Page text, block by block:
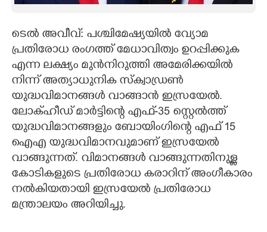
LITERATURE
CONTACT US
ടെൽ അവീവ്: പശ്ചിമേഷ്യയിൽ വ്യോമ
പ്രതിരോധ രംഗത്ത് മേധാവിത്വം ഉറപ്പിക്കുക
എന്ന ലക്ഷ്യം മുൻനിറുത്തി അമേരിക്കയിൽ
നിന്ന് അത്യാധുനിക സ്ക്വാഡ്രൺ
യുദ്ധവിമാനങ്ങൾ വാങ്ങാൻ ഇസ്രയേൽ.
ലോക്ഹീഡ് മാർട്ടിന്റെ എഫ്-35 സ്റ്റെൽത്ത്
യുദ്ധവിമാനങ്ങളും ബോയിംഗിന്റെ എഫ് 15
ഐഎ യുദ്ധവിമാനവുമാണ് ഇസ്രയേൽ
വാങ്ങുന്നത്. വിമാനങ്ങൾ വാങ്ങുന്നതിനുള്ള
കോടികളുടെ പ്രതിരോധ കരാറിന് അംഗീകാരം
നൽകിയതായി ഇസ്രയേൽ പ്രതിരോധ
മന്ത്രാലയം അറിയിച്ചു.